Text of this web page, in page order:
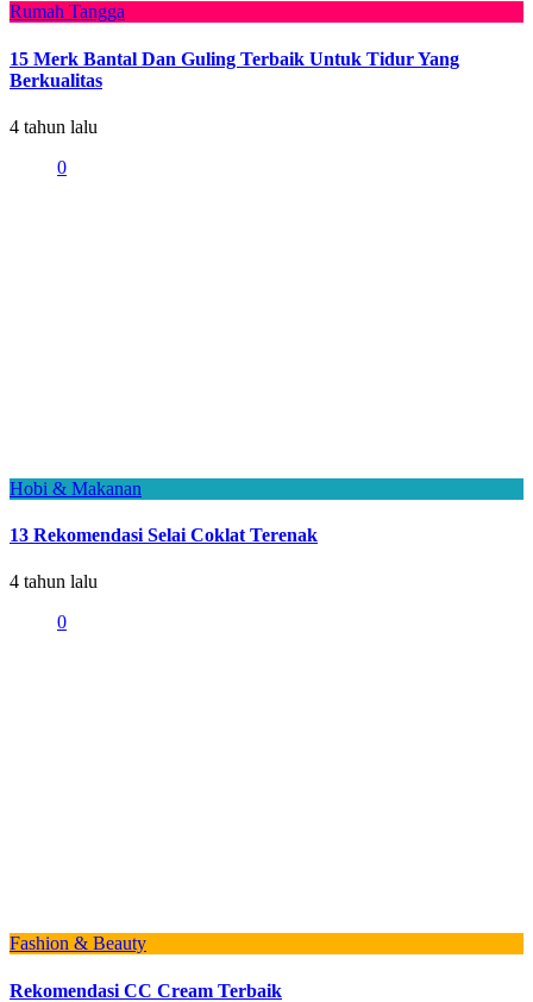
Rumah Tangga
15 Merk Bantal Dan Guling Terbaik Untuk Tidur Yang
Berkualitas
4 tahun lalu
0
Hobi & Makanan
13 Rekomendasi Selai Coklat Terenak
4 tahun lalu
0
Fashion & Beauty
Rekomendasi CC Cream Terbaik